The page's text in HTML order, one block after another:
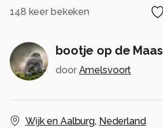
148 keer bekeken
bootje op de Maas
door Amelsvoort
Wijk en Aalburg, Nederland